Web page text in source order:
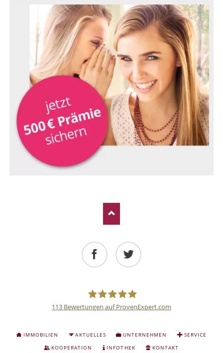
Anlage
113 Bewertungen auf ProvenExpert.com
NAVIGATION
ÜBERSPRINGEN
IMMOBILIEN AKTUELLES UNTERNEHMEN
SERVICE
KOOPERATION
INFOTHEK KONTAKT